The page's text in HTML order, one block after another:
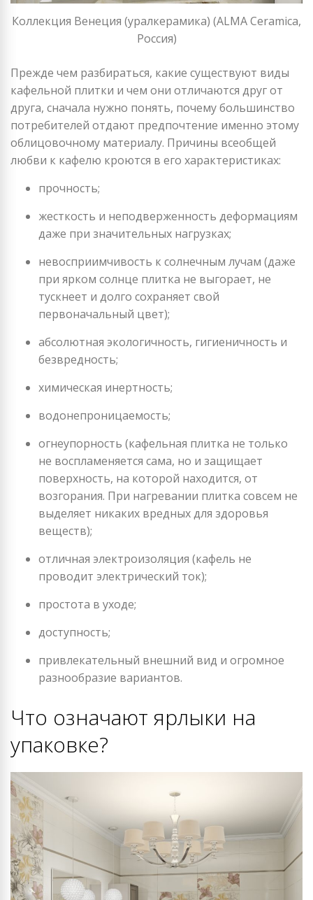
Коллекция Венеция (уралкерамика) (ALMA Ceramica,
Россия)
Прежде чем разбираться, какие существуют виды
кафельной плитки и чем они отличаются друг от
друга, сначала нужно понять, почему большинство
потребителей отдают предпочтение именно этому
облицовочному материалу. Причины всеобщей
любви к кафелю кроются в его характеристиках:
прочность;
жесткость и неподверженность деформациям
даже при значительных нагрузках;
невосприимчивость к солнечным лучам (даже
при ярком солнце плитка не выгорает, не
тускнеет и долго сохраняет свой
первоначальный цвет);
абсолютная экологичность, гигиеничность и
безвредность;
химическая инертность;
водонепроницаемость;
огнеупорность (кафельная плитка не только
не воспламеняется сама, но и защищает
поверхность, на которой находится, от
возгорания. При нагревании плитка совсем не
выделяет никаких вредных для здоровья
веществ);
отличная электроизоляция (кафель не
проводит электрический ток);
простота в уходе;
доступность;
привлекательный внешний вид и огромное
разнообразие вариантов.
Что означают ярлыки на
упаковке?